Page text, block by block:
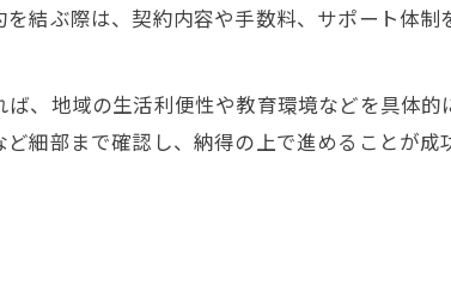
コツ
知る
ント
結ぶ際は、契約内容や手数料、サポート体制
、地域の生活利便性や教育環境などを具体的
細部まで確認し、納得の上で進めることが成